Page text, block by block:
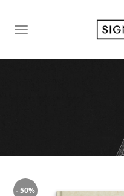
TOGGLE
NAVIGATION
- 50%